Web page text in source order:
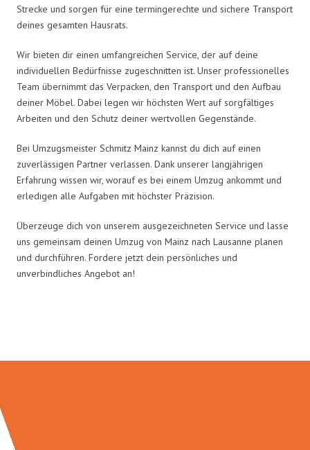
Strecke und sorgen für eine termingerechte und sichere Transport
deines gesamten Hausrats.
Wir bieten dir einen umfangreichen Service, der auf deine
individuellen Bedürfnisse zugeschnitten ist. Unser professionelles
Team übernimmt das Verpacken, den Transport und den Aufbau
deiner Möbel. Dabei legen wir höchsten Wert auf sorgfältiges
Arbeiten und den Schutz deiner wertvollen Gegenstände.
Bei Umzugsmeister Schmitz Mainz kannst du dich auf einen
zuverlässigen Partner verlassen. Dank unserer langjährigen
Erfahrung wissen wir, worauf es bei einem Umzug ankommt und
erledigen alle Aufgaben mit höchster Präzision.
Überzeuge dich von unserem ausgezeichneten Service und lasse
uns gemeinsam deinen Umzug von Mainz nach Lausanne planen
und durchführen. Fordere jetzt dein persönliches und
unverbindliches Angebot an!